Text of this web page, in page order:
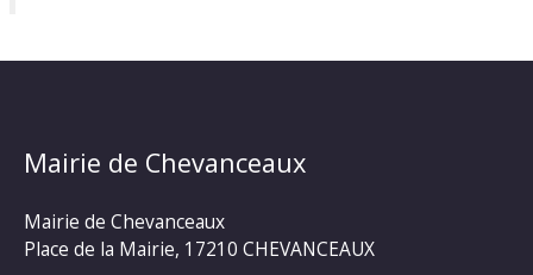
Mairie de Chevanceaux
Mairie de Chevanceaux
Place de la Mairie, 17210 CHEVANCEAUX